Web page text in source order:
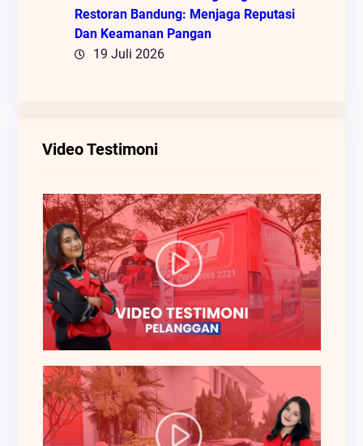
Restoran Bandung: Menjaga Reputasi
Dan Keamanan Pangan
19 Juli 2026
Video Testimoni